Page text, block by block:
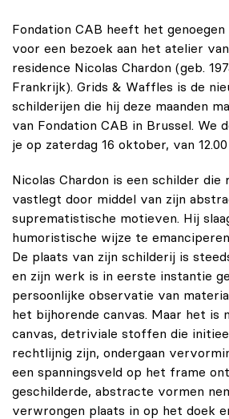
Fondation CAB heeft het
voor een bezoek aan het atelier
residence Nicolas Chardon (geb.
Frankrijk). Grids & Waffles is de
schilderijen die hij deze maanden
van Fondation CAB in Brussel. We
je op zaterdag 16 oktober, van
Nicolas Chardon is een schilder
vastlegt door middel van zijn
suprematistische motieven. Hij
humoristische wijze te
De plaats van zijn schilderij is
en zijn werk is in eerste instantie
persoonlijke observatie van
het bijhorende canvas. Maar het is
canvas, detriviale stoffen die
rechtlijnig zijn, ondergaan
een spanningsveld op het frame
geschilderde, abstracte vormen
verwrongen plaats in op het doek